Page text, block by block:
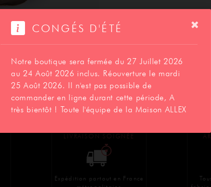
Photo et emballage non contractuel
LIVRAISON SOIGNÉE
Expédition partout en France
CONGÉS D'ÉTÉ
Notre boutique sera fermée du 27 Juillet 2026
au 24 Août 2026 inclus. Réouverture le mardi
25 Août 2026. Il n'est pas possible de
commander en ligne durant cette période, A
très bientôt ! Toute l'équipe de la Maison ALLEX